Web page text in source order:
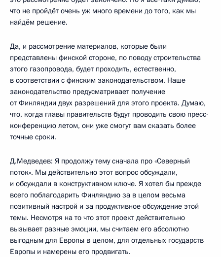
что не пройдёт очень уж много времени до того, как мы
найдём решение.
Да, и рассмотрение материалов, которые были
представлены финской стороне, по поводу строительства
этого газопровода, будет проходить, естественно,
в соответствии с финским законодательством. Наше
законодательство предусматривает получение
от Финляндии двух разрешений для этого проекта. Думаю,
что, когда главы правительств будут проводить свою пресс-
конференцию летом, они уже смогут вам сказать более
точные сроки.
Д.Медведев: Я продолжу тему сначала про «Северный
поток». Мы действительно этот вопрос обсуждали,
и обсуждали в конструктивном ключе. Я хотел бы прежде
всего поблагодарить Финляндию за в целом весьма
позитивный настрой и за продуктивное обсуждение этой
темы. Несмотря на то что этот проект действительно
вызывает разные эмоции, мы считаем его абсолютно
выгодным для Европы в целом, для отдельных государств
Европы и намерены его продвигать.